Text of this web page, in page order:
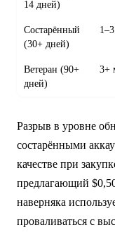
14 дней)
Состарённый
(30+ дней)
Ветеран (90+
дней)
3+
Разрыв в уровне
состарёнными
качестве при
предлагающий
наверняка
проваливаться с